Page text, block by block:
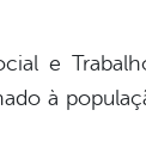
e
à